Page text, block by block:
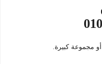
مجموعة كبيرة.